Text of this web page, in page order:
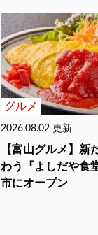
グルメ
2026.08.02 更新
【富山グルメ】新
わう『よしだや食
市にオープン